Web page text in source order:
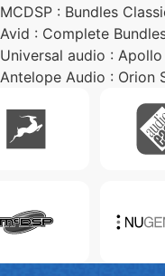
MCDSP : Bundles
Avid : Complete
Universal audio :
Antelope Audio : Orion